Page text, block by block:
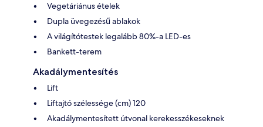
Vegetáriánus ételek
Dupla üvegezésű ablakok
A világítótestek legalább 80%-a LED-es
Bankett-terem
Akadálymentesítés
Lift
Liftajtó szélessége (cm) 120
Akadálymentesített útvonal kerekesszékeseknek